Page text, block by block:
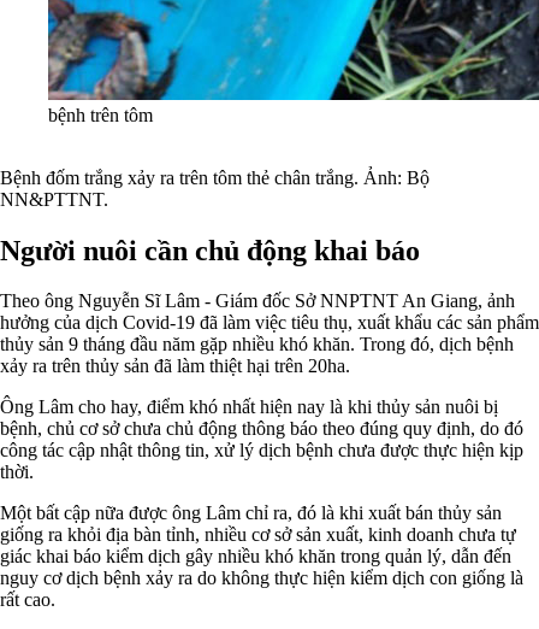
bệnh trên tôm
Bệnh đốm trắng xảy ra trên tôm thẻ chân trắng. Ảnh: Bộ
NN&PTTNT.
Người nuôi cần chủ động khai báo
Theo ông Nguyễn Sĩ Lâm - Giám đốc Sở NNPTNT An Giang, ảnh
hưởng của dịch Covid-19 đã làm việc tiêu thụ, xuất khẩu các sản phẩm
thủy sản 9 tháng đầu năm gặp nhiều khó khăn. Trong đó, dịch bệnh
xảy ra trên thủy sản đã làm thiệt hại trên 20ha.
Ông Lâm cho hay, điểm khó nhất hiện nay là khi thủy sản nuôi bị
bệnh, chủ cơ sở chưa chủ động thông báo theo đúng quy định, do đó
công tác cập nhật thông tin, xử lý dịch bệnh chưa được thực hiện kịp
thời.
Một bất cập nữa được ông Lâm chỉ ra, đó là khi xuất bán thủy sản
giống ra khỏi địa bàn tỉnh, nhiều cơ sở sản xuất, kinh doanh chưa tự
giác khai báo kiểm dịch gây nhiều khó khăn trong quản lý, dẫn đến
nguy cơ dịch bệnh xảy ra do không thực hiện kiểm dịch con giống là
rất cao.